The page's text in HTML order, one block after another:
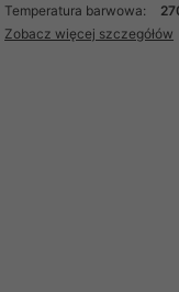
Temperatura barwowa:
Zobacz więcej szczegółów